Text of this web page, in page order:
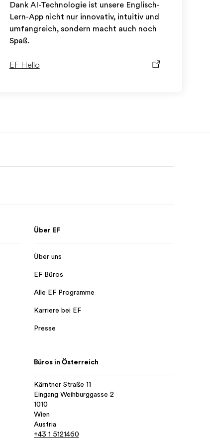
Dank AI-Technologie ist unsere Englisch-
Lern-App nicht nur innovativ, intuitiv und
umfangreich, sondern macht auch noch
Spaß.
EF Hello
Über EF
Über uns
EF Büros
Alle EF Programme
Karriere bei EF
Presse
Büros in Österreich
Kärntner Straße 11
Eingang Weihburggasse 2
1010
Wien
Austria
+43 1 5121460